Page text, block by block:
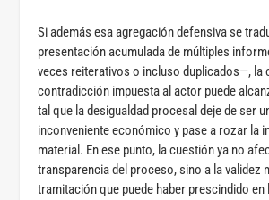
Si además esa agregación defensiva se
presentación acumulada de múltiples
veces reiterativos o incluso duplicados—, la
contradicción impuesta al actor puede
tal que la desigualdad procesal deje de ser
inconveniente económico y pase a rozar la
material. En ese punto, la cuestión ya no
transparencia del proceso, sino a la validez
tramitación que puede haber prescindido en